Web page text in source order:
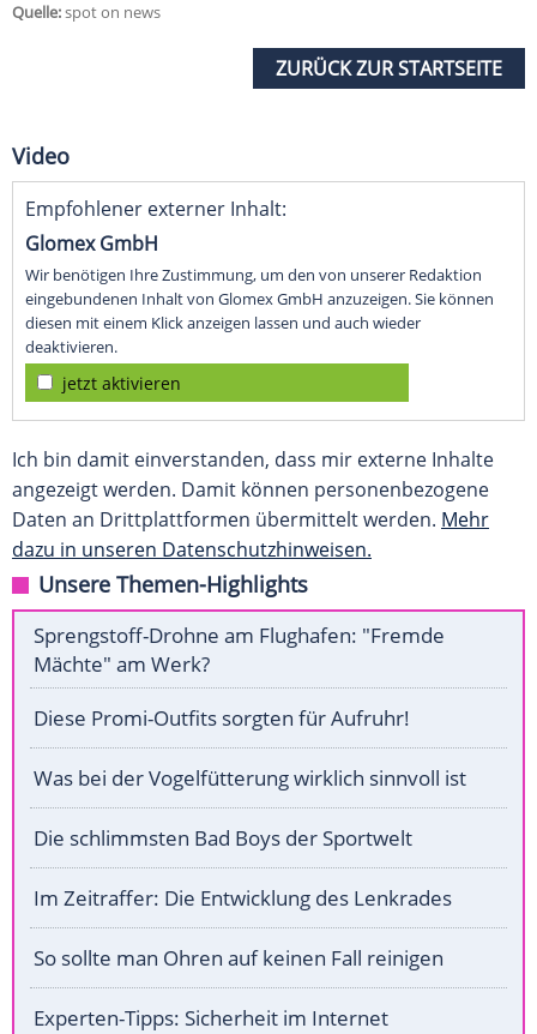
Quelle:spot on news
ZURÜCK ZUR STARTSEITE
Video
Empfohlener externer Inhalt:
Glomex GmbH
Wir benötigen Ihre Zustimmung, um den von unserer Redaktion
eingebundenen Inhalt von Glomex GmbH anzuzeigen. Sie können
diesen mit einem Klick anzeigen lassen und auch wieder
deaktivieren.
jetzt aktivieren
Ich bin damit einverstanden, dass mir externe Inhalte
angezeigt werden. Damit können personenbezogene
Daten an Drittplattformen übermittelt werden. Mehr
dazu in unseren Datenschutzhinweisen.
Unsere Themen-Highlights
Sprengstoff-Drohne am Flughafen: "Fremde
Mächte" am Werk?
Diese Promi-Outfits sorgten für Aufruhr!
Was bei der Vogelfütterung wirklich sinnvoll ist
Die schlimmsten Bad Boys der Sportwelt
Im Zeitraffer: Die Entwicklung des Lenkrades
So sollte man Ohren auf keinen Fall reinigen
Experten-Tipps: Sicherheit im Internet